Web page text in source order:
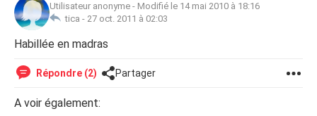
Utilisateur anonyme - Modifié le 14 mai 2010 à 18:16
tica - 27 oct. 2011 à 02:03
Habillée en madras
Répondre (2) Partager
A voir également: